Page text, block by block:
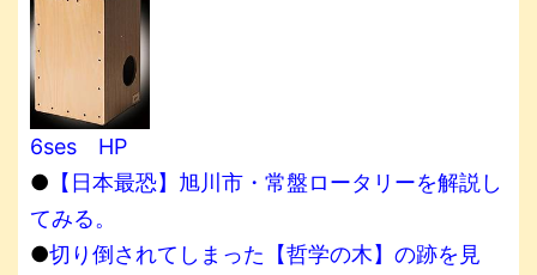
6ses HP
● 【日本最恐】旭川市・常盤ロータリーを解説し
てみる。
●切り倒されてしまった【哲学の木】の跡を見